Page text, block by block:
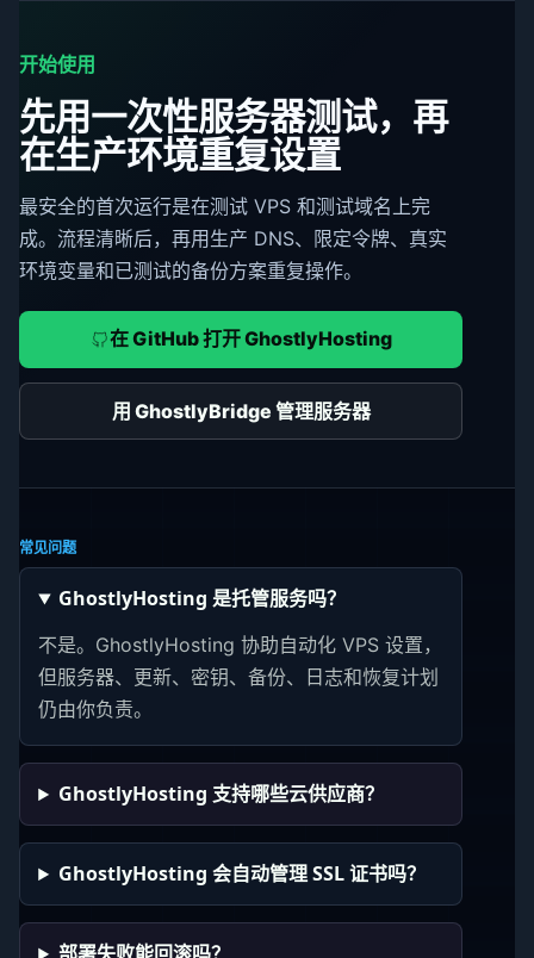
开始使用
先用一次性服务器测试，再
在生产环境重复设置
最安全的首次运行是在测试 VPS 和测试域名上完
成。流程清晰后，再用生产 DNS、限定令牌、真实
环境变量和已测试的备份方案重复操作。
在 GitHub 打开 GhostlyHosting
用 GhostlyBridge 管理服务器
常见问题
GhostlyHosting 是托管服务吗？
不是。GhostlyHosting 协助自动化 VPS 设置，
但服务器、更新、密钥、备份、日志和恢复计划
仍由你负责。
GhostlyHosting 支持哪些云供应商？
GhostlyHosting 会自动管理 SSL 证书吗？